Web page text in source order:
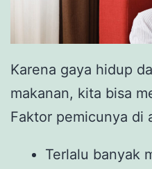
Karena gaya hidup
makanan, kita bisa
Faktor pemicunya di
Terlalu banyak